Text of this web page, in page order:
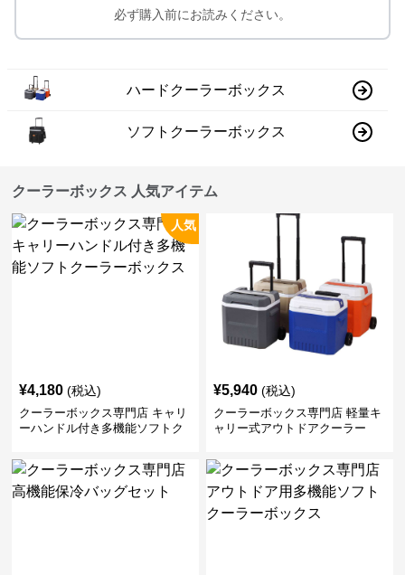
必ず購入前にお読みください。
ハードクーラーボックス
ソフトクーラーボックス
クーラーボックス 人気アイテム
人気
¥4,180 (税込)
クーラーボックス専門店 キャリ
ーハンドル付き多機能ソフトク
¥5,940 (税込)
クーラーボックス専門店 軽量キ
ャリー式アウトドアクーラー